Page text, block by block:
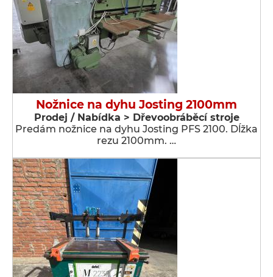
Nožnice na dyhu Josting 2100mm
Prodej / Nabídka > Dřevoobráběcí stroje
Predám nožnice na dyhu Josting PFS 2100. Dĺžka
rezu 2100mm. …